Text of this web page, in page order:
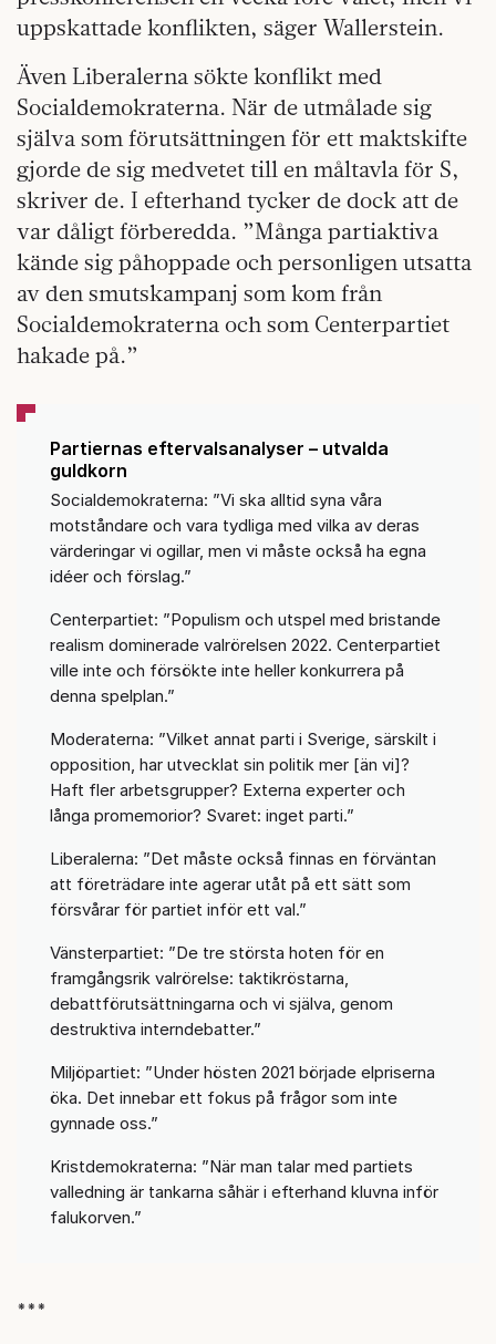
uppskattade konflikten, säger Wallerstein.
Även Liberalerna sökte konflikt med
Socialdemokraterna. När de utmålade sig
själva som förutsättningen för ett maktskifte
gjorde de sig medvetet till en måltavla för S,
skriver de. I efterhand tycker de dock att de
var dåligt förberedda. ”Många partiaktiva
kände sig påhoppade och personligen utsatta
av den smutskampanj som kom från
Socialdemokraterna och som Centerpartiet
hakade på.”
Partiernas eftervalsanalyser – utvalda
guldkorn
Socialdemokraterna: ”Vi ska alltid syna våra
motståndare och vara tydliga med vilka av deras
värderingar vi ogillar, men vi måste också ha egna
idéer och förslag.”
Centerpartiet: ”Populism och utspel med bristande
realism dominerade valrörelsen 2022. Centerpartiet
ville inte och försökte inte heller konkurrera på
denna spelplan.”
Moderaterna: ”Vilket annat parti i Sverige, särskilt i
opposition, har utvecklat sin politik mer [än vi]?
Haft fler arbetsgrupper? Externa experter och
långa promemorior? Svaret: inget parti.”
Liberalerna: ”Det måste också finnas en förväntan
att företrädare inte agerar utåt på ett sätt som
försvårar för partiet inför ett val.”
Vänsterpartiet: ”De tre största hoten för en
framgångsrik valrörelse: taktikröstarna,
debattförutsättningarna och vi själva, genom
destruktiva interndebatter.”
Miljöpartiet: ”Under hösten 2021 började elpriserna
öka. Det innebar ett fokus på frågor som inte
gynnade oss.”
Kristdemokraterna: ”När man talar med partiets
valledning är tankarna såhär i efterhand kluvna inför
falukorven.”
***